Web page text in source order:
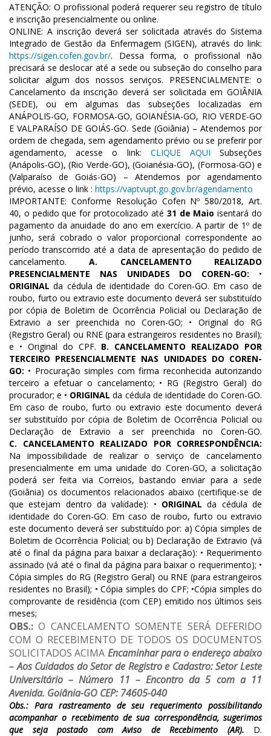
ATENÇÃO: O profissional poderá requerer seu registro de título
e inscrição presencialmente ou online.
ONLINE: A inscrição deverá ser solicitada através do Sistema
Integrado de Gestão da Enfermagem (SIGEN), através do link:
https://sigen.cofen.gov.br/. Dessa forma, o profissional não
precisará se deslocar até a sede ou subseção do conselho para
solicitar algum dos nossos serviços. PRESENCIALMENTE: o
Cancelamento da inscrição deverá ser solicitada em GOIÂNIA
(SEDE), ou em algumas das subseções localizadas em
ANÁPOLIS-GO, FORMOSA-GO, GOIANÉSIA-GO, RIO VERDE-GO
E VALPARAÍSO DE GOIÁS-GO. Sede (Goiânia) – Atendemos por
ordem de chegada, sem agendamento prévio ou se preferir por
agendamento, acesse o link: CLIQUE AQUI Subseções
(Anápolis-GO), (Rio Verde-GO), (Goianésia-GO), (Formosa-GO) e
(Valparaíso de Goiás-GO) – Atendemos por agendamento
prévio, acesse o link : https://vaptvupt.go.gov.br/agendamento
IMPORTANTE: Conforme Resolução Cofen Nº 580/2018, Art.
40, o pedido que for protocolizado até 31 de Maio isentará do
pagamento da anuidade do ano em exercício. A partir de 1º de
junho, será cobrado o valor proporcional correspondente ao
período transcorrido até a data de apresentação do pedido de
cancelamento.A. CANCELAMENTO REALIZADO
PRESENCIALMENTE NAS UNIDADES DO COREN-GO: •
ORIGINAL da cédula de identidade do Coren-GO. Em caso de
roubo, furto ou extravio este documento deverá ser substituído
por cópia de Boletim de Ocorrência Policial ou Declaração de
Extravio a ser preenchida no Coren-GO; • Original do RG
(Registro Geral) ou RNE (para estrangeiros residentes no Brasil);
e • Original do CPF. B. CANCELAMENTO REALIZADO POR
TERCEIRO PRESENCIALMENTE NAS UNIDADES DO COREN-
GO: • Procuração simples com firma reconhecida autorizando
terceiro a efetuar o cancelamento; • RG (Registro Geral) do
procurador; e • ORIGINAL da cédula de identidade do Coren-GO.
Em caso de roubo, furto ou extravio este documento deverá
ser substituído por cópia de Boletim de Ocorrência Policial ou
Declaração de Extravio a ser preenchida no Coren-GO.
C. CANCELAMENTO REALIZADO POR CORRESPONDÊNCIA:
Na impossibilidade de realizar o serviço de cancelamento
presencialmente em uma unidade do Coren-GO, a solicitação
poderá ser feita via Correios, bastando enviar para a sede
(Goiânia) os documentos relacionados abaixo (certifique-se de
que estejam dentro da validade): • ORIGINAL da cédula de
identidade do Coren-GO. Em caso de roubo, furto ou extravio
este documento deverá ser substituído por: a) Cópia simples de
Boletim de Ocorrência Policial; ou b) Declaração de Extravio (vá
até o final da página para baixar a declaração): • Requerimento
assinado (vá até o final da página para baixar o requerimento); •
Cópia simples do RG (Registro Geral) ou RNE (para estrangeiros
residentes no Brasil); • Cópia simples do CPF; •Cópia simples do
comprovante de residência (com CEP) emitido nos últimos seis
meses;
OBS.:O CANCELAMENTO SOMENTE SERÁ DEFERIDO
COM O RECEBIMENTO DE TODOS OS DOCUMENTOS
SOLICITADOS ACIMA Encaminhar para o endereço abaixo
– Aos Cuidados do Setor de Registro e Cadastro: Setor Leste
Universitário – Número 11 – Encontro da 5 com a 11
Avenida. Goiânia-GO CEP: 74605-040
Obs.: Para rastreamento de seu requerimento possibilitando
acompanhar o recebimento de sua correspondência, sugerimos
que seja postado com Aviso de Recebimento (AR). D.